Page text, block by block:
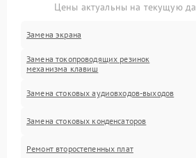
Цены актуальны на текущую
Замена экрана
Замена токопроводящих резинок
механизма клавиш
Замена стоковых аудиовходов-выходов
Замена стоковых конденсаторов
Ремонт второстепенных плат